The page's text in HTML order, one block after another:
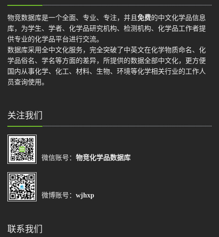
物竞数据库是一个全面、专业、专注，并且 免费的中文化学品信息
库，为学生、学者、化学品研究机构、检测机构、化学品工作者提
供专业的化学品平台进行交流。
数据库采用全中文化服务，完全突破了中英文在化学物质命名、化
学品俗名、学名等方面的差异，所提供的数据全部中文化，更方便
国内从事化学、化工、材料、生物、环境等化学相关行业的工作人
员查询使用。
关注我们
微信账号： 物竞化学品数据库
微博账号： wjhxp
联系我们